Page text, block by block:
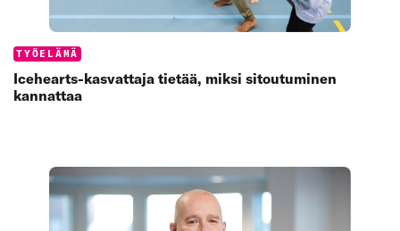
Categories:
TYÖELÄMÄ
Icehearts-kasvattaja tietää, miksi sitoutuminen
kannattaa